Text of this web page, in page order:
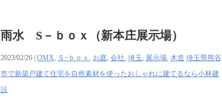
雨水 S－ｂｏｘ（新本庄展示場）
2023/02/26 | OMX, Ｓｰｂｏｘ , お庭, 会社, 埼玉, 展示場, 木造 埼玉県熊谷
市で新築戸建て住宅を自然素材を使ったおしゃれに建てるなら小林建
設